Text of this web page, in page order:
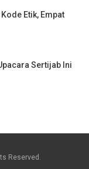
Etik, Empat
Sertijab Ini
Reserved.